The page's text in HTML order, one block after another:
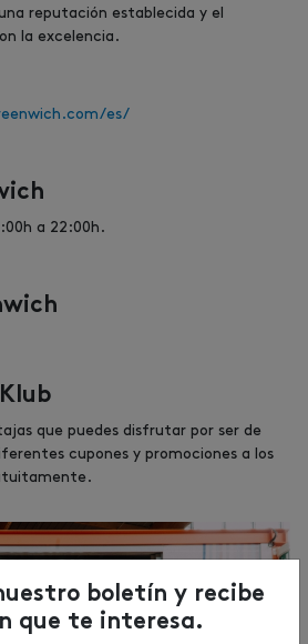
reputación establecida y el
la excelencia.
es/
a 22:00h.
que puedes disfrutar por ser de
cupones y promociones a los
boletín y recibe
que te interesa.